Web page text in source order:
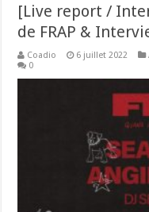
[Live report /
de FRAP &
Coadio 6 juillet 2022
0